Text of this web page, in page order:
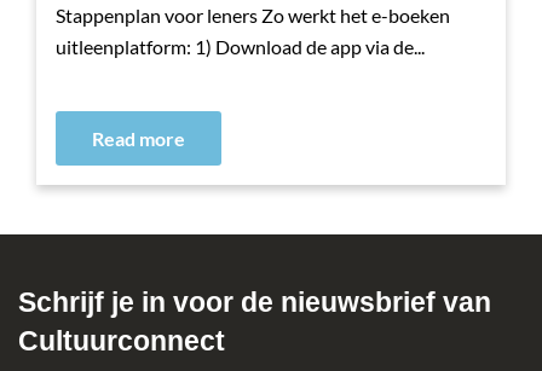
Stappenplan voor leners Zo werkt het e-boeken
uitleenplatform: 1) Download de app via de...
Read more
Schrijf je in voor de nieuwsbrief van
Cultuurconnect